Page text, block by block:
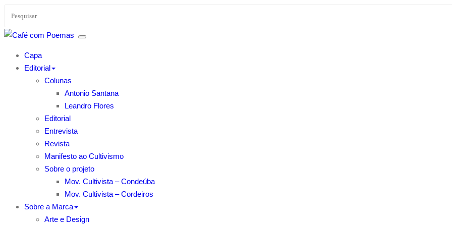
Skip
contentCapa
Editorial
Colunas
Antonio Santana
Leandro Flores
Editorial
Entrevista
Revista
Manifesto ao Cultivismo
Sobre o projeto
Mov. Cultivista – Condeúba
Mov. Cultivista – Cordeiros
Sobre a Marca
Arte e Design